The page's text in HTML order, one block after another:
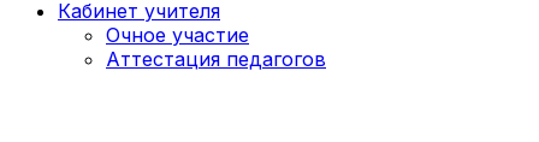
Кабинет учителя
Очное участие
Аттестация педагогов